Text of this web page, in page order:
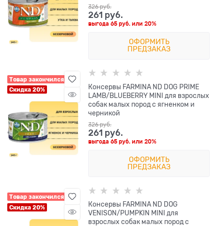
326 руб.
261 руб.
выгода65 руб. или20%
ОФОРМИТЬ
ПРЕДЗАКАЗ
Товар закончился
Скидка 20%
Консервы FARMINA ND DOG PRIME
LAMB/BLUEBERRY MINI для взрослых
собак малых пород с ягненком и
черникой
326 руб.
261 руб.
выгода65 руб. или20%
ОФОРМИТЬ
ПРЕДЗАКАЗ
Товар закончился
Скидка 20%
Консервы FARMINA ND DOG
VENISON/PUMPKIN MINI для
взрослых собак малых пород с